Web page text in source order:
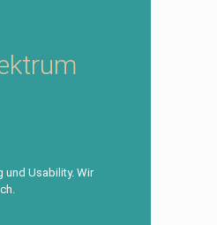
und Usability. Wir